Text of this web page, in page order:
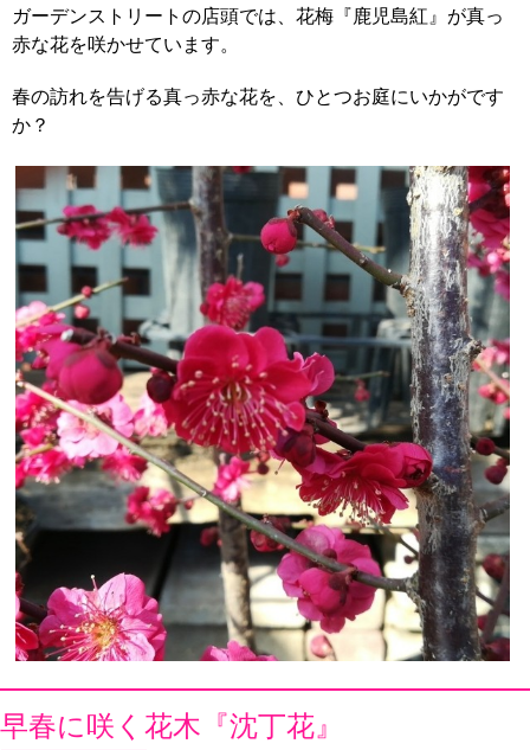
ガーデンストリートの店頭では、花梅『鹿児島紅』が真っ
赤な花を咲かせています。
春の訪れを告げる真っ赤な花を、ひとつお庭にいかがです
か？
早春に咲く花木『沈丁花』